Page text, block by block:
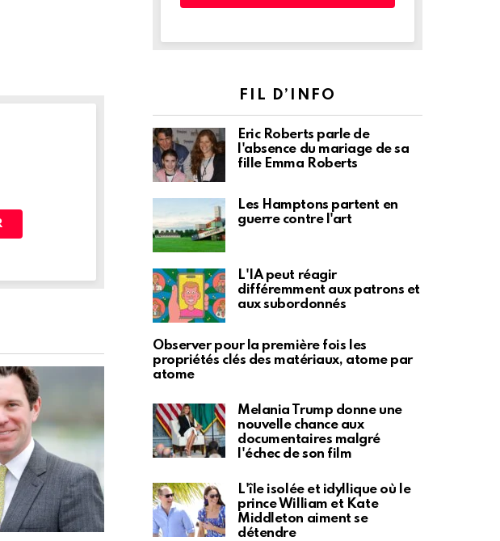
FIL D’INFO
Eric Roberts parle de
l'absence du mariage de sa
fille Emma Roberts
Les Hamptons partent en
guerre contre l'art
L'IA peut réagir
différemment aux patrons et
aux subordonnés
Observer pour la première fois les
propriétés clés des matériaux, atome par
atome
Melania Trump donne une
nouvelle chance aux
documentaires malgré
l'échec de son film
L'île isolée et idyllique où le
prince William et Kate
Middleton aiment se
détendre